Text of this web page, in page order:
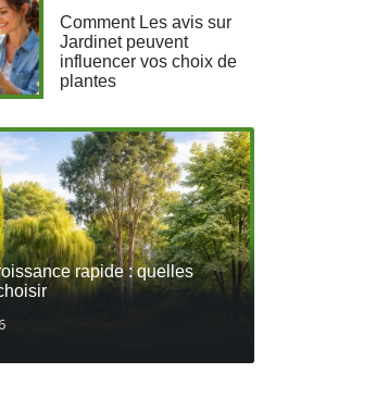
Comment Les avis sur
Jardinet peuvent
influencer vos choix de
plantes
rapide : quelles